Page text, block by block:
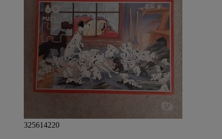
325614220